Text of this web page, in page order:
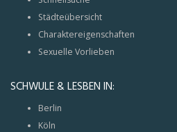
Städteübersicht
Charaktereigenschaften
Sexuelle Vorlieben
SCHWULE & LESBEN IN:
Berlin
Köln